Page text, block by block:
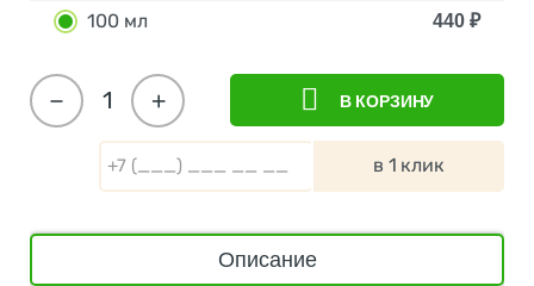
100 мл 440 ₽
+
− В КОРЗИНУ
в 1 клик
Описание